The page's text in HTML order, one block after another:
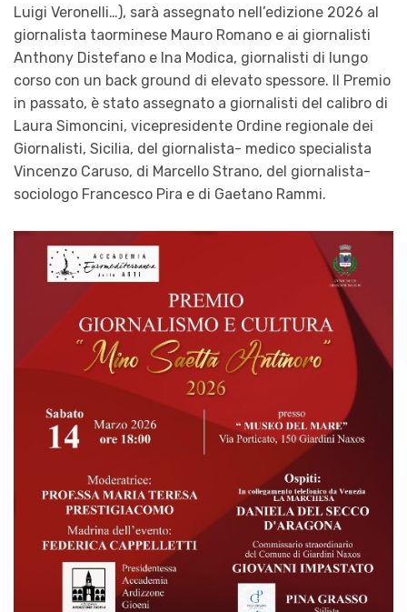
Luigi Veronelli…), sarà assegnato nell’edizione 2026 al
giornalista taorminese Mauro Romano e ai giornalisti
Anthony Distefano e Ina Modica, giornalisti di lungo
corso con un back ground di elevato spessore. Il Premio
in passato, è stato assegnato a giornalisti del calibro di
Laura Simoncini, vicepresidente Ordine regionale dei
Giornalisti, Sicilia, del giornalista- medico specialista
Vincenzo Caruso, di Marcello Strano, del giornalista-
sociologo Francesco Pira e di Gaetano Rammi.